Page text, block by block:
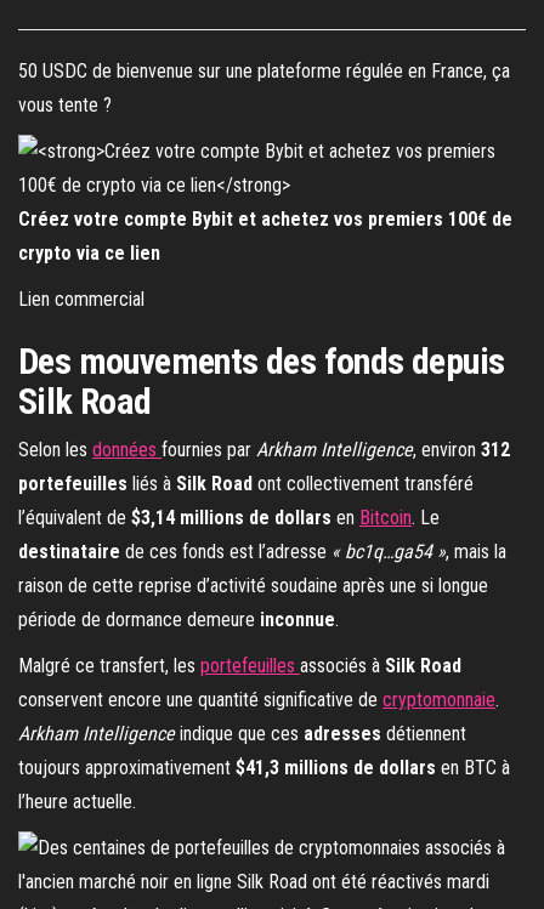
50 USDC de bienvenue sur une plateforme régulée en France, ça
vous tente ?
Créez votre compte Bybit et achetez vos premiers 100€ de
crypto via ce lien
Lien commercial
Des mouvements des fonds depuis
Silk Road
Selon les données fournies par Arkham Intelligence, environ 312
portefeuilles liés à Silk Road ont collectivement transféré
l’équivalent de $3,14 millions de dollars en Bitcoin. Le
destinataire de ces fonds est l’adresse « bc1q…ga54 », mais la
raison de cette reprise d’activité soudaine après une si longue
période de dormance demeure inconnue.
Malgré ce transfert, les portefeuilles associés à Silk Road
conservent encore une quantité significative de cryptomonnaie.
Arkham Intelligenceindique que ces adresses détiennent
toujours approximativement $41,3 millions de dollars en BTC à
l’heure actuelle.